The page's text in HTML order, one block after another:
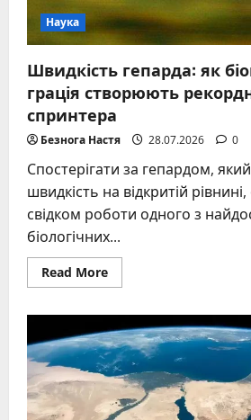
Наука
Швидкість гепарда: як
грація створюють
спринтера
Безнога Настя 28.07.2026 0
Спостерігати за гепардом,
швидкість на відкритій
свідком роботи одного з
біологічних...
Read MoreRead
more
гепарда:
як
біомеханіка
та
грація
створюють
рекордного
спринтера